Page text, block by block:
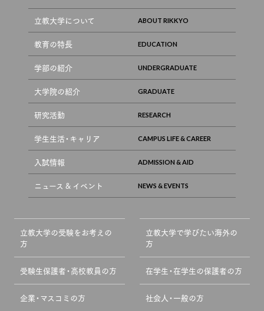
立教大学について
教育の特長
学部の紹介
大学院の紹介
研究活動
学生生活・キャリア
入試情報
ニュース & イベント
立教大学の受験をお考えの
方
立教大学で学びたい海外の
方
受験生保護者・高校教員の方 在学生・在学生の保護者の方
企業・マスコミの方 社会人・一般の方